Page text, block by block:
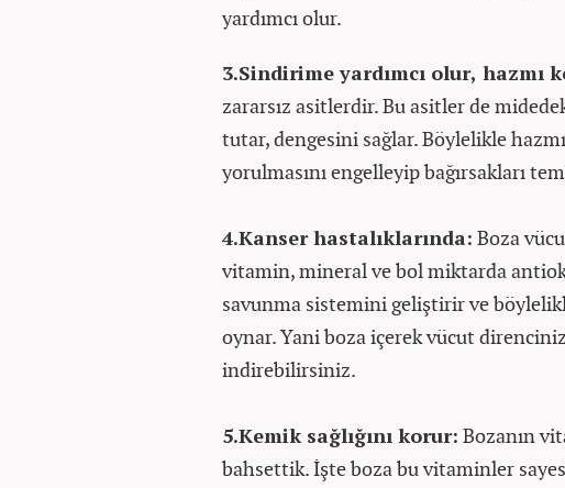
yardımcı olur.
3.Sindirime yardımcı olur, hazmı
zararsız asitlerdir. Bu asitler de
tutar, dengesini sağlar. Böylelikle
yorulmasını engelleyip bağırsakları
4.Kanser hastalıklarında: Boza
vitamin, mineral ve bol miktarda
savunma sistemini geliştirir ve
oynar. Yani boza içerek vücut
indirebilirsiniz.
5.Kemik sağlığını korur: Bozanın
bahsettik. İşte boza bu vitaminler